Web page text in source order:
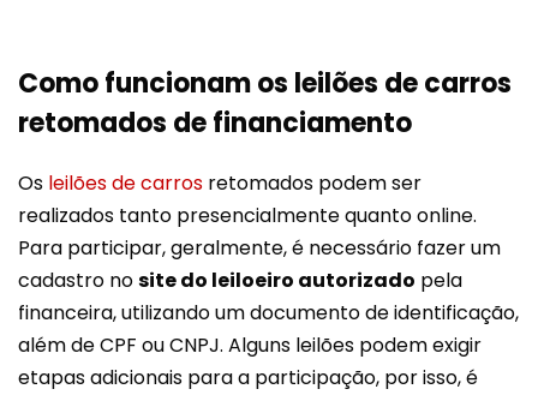
Como funcionam os leilões de carros
retomados de financiamento
Os leilões de carros retomados podem ser
realizados tanto presencialmente quanto online.
Para participar, geralmente, é necessário fazer um
cadastro nosite do leiloeiro autorizado pela
financeira, utilizando um documento de identificação,
além de CPF ou CNPJ​. Alguns leilões podem exigir
etapas adicionais para a participação, por isso, é